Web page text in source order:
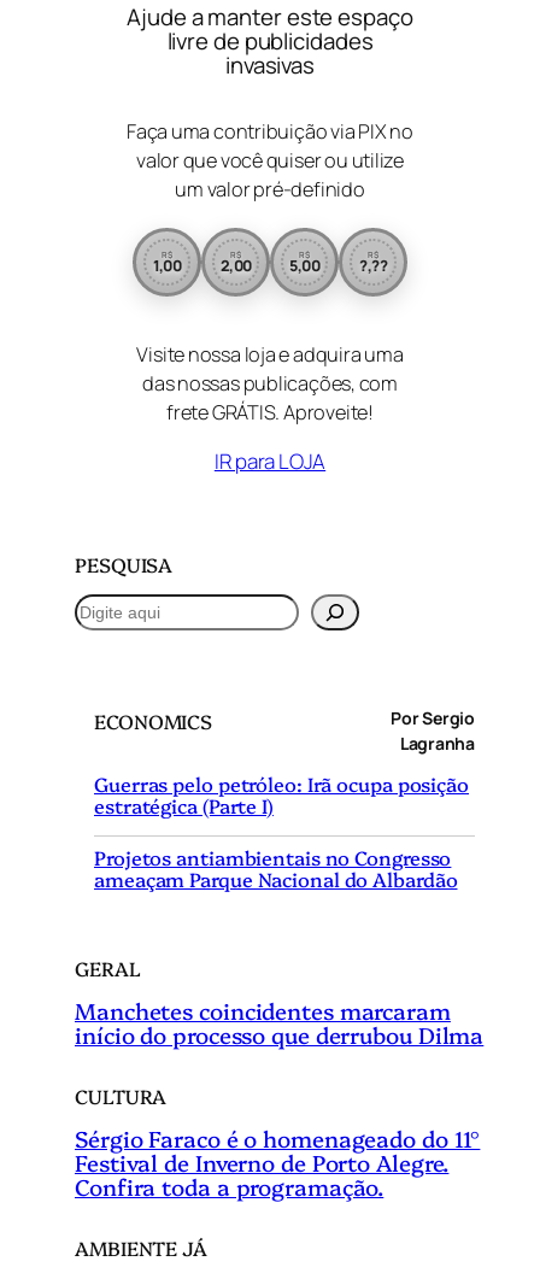
Ajude a manter este espaço
livre de publicidades
invasivas
Faça uma contribuição via PIX no
valor que você quiser ou utilize
um valor pré-definido
R$
1,00
R$
2,00
R$
5,00
R$
?,??
Visite nossa loja e adquira uma
das nossas publicações, com
frete GRÁTIS. Aproveite!
IR para LOJA
PESQUISA
P
e
ECONOMICS
Por Sergio
Lagranha
Guerras pelo petróleo: Irã ocupa posição
estratégica (Parte I)
Projetos antiambientais no Congresso
ameaçam Parque Nacional do Albardão
GERAL
Manchetes coincidentes marcaram
início do processo que derrubou Dilma
CULTURA
Sérgio Faraco é o homenageado do 11°
Festival de Inverno de Porto Alegre.
Confira toda a programação.
AMBIENTE JÁ